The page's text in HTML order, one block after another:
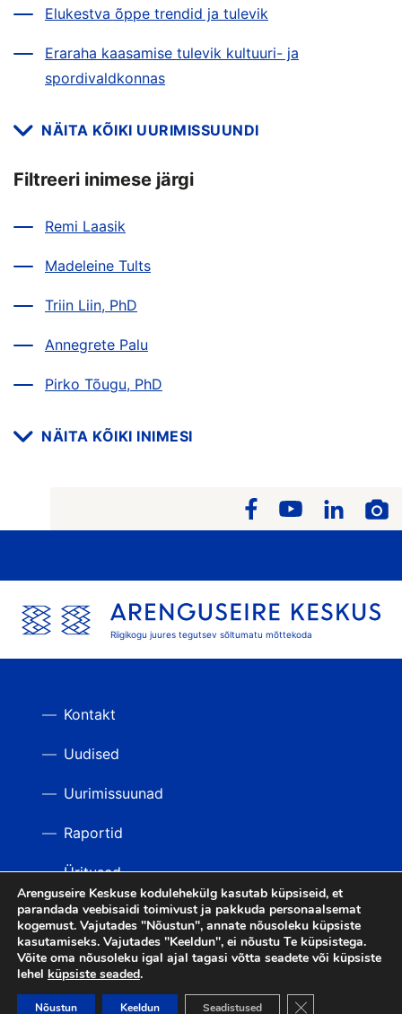
Elukestva õppe trendid ja tulevik
Eraraha kaasamise tulevik kultuuri- ja
spordivaldkonnas
NÄITA KÕIKI UURIMISSUUNDI
Filtreeri inimese järgi
Remi Laasik
Madeleine Tults
Triin Liin, PhD
Annegrete Palu
Pirko Tõugu, PhD
NÄITA KÕIKI INIMESI
Riigikogu juures tegutsev sõltumatu mõttekoda
LIITU UUDISKIRJAGA
TAGASI ÜLES
Kontakt
Uudised
Uurimissuunad
Raportid
Üritused
Videod
Arenguseire Keskuse kodulehekülg kasutab küpsiseid, et
parandada veebisaidi toimivust ja pakkuda personaalsemat
kogemust. Vajutades "Nõustun", annate nõusoleku küpsiste
kasutamiseks. Vajutades "Keeldun", ei nõustu Te küpsistega.
Võite oma nõusoleku igal ajal tagasi võtta seadete või küpsiste
lehel küpsiste seaded.
Nõustun Keeldun Seadistused Close GDPR